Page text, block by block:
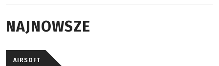
NAJNOWSZE
AIRSOFT